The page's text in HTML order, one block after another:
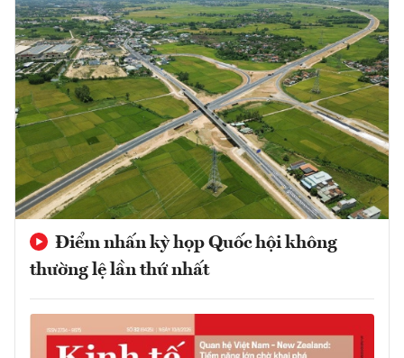
Điểm nhấn kỳ họp Quốc hội không
thường lệ lần thứ nhất